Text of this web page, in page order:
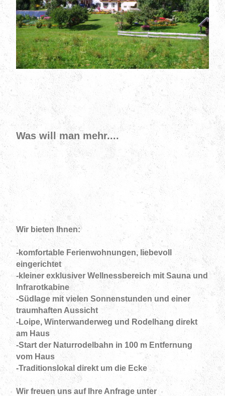
Was will man mehr....
Wir bieten Ihnen:
-komfortable Ferienwohnungen, liebevoll
eingerichtet
-kleiner exklusiver Wellnessbereich mit Sauna und
Infrarotkabine
-Südlage mit vielen Sonnenstunden und einer
traumhaften Aussicht
-Loipe, Winterwanderweg und Rodelhang direkt
am Haus
-Start der Naturrodelbahn in 100 m Entfernung
vom Haus
-Traditionslokal direkt um die Ecke
Wir freuen uns auf Ihre Anfrage unter